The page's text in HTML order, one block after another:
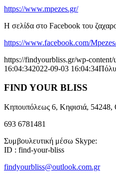
https://www.mpezes.gr/
Η σελίδα στο Facebook του
https://www.facebook.com/
https://findyourbliss.gr/wp-
16:04:342022-09-03 16:04:34Πόλυ
FIND YOUR BLISS
Κηπουπόλεως 6, Κηφισιά, 54248,
693 6781481
Συμβουλευτική μέσω Skype:
ID : find-your-bliss
findyourbliss@outlook.com.gr